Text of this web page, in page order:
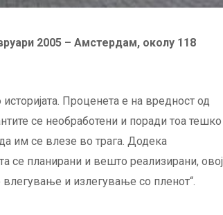
2005 – Амстердам, околу 118
Проценета е на вредност од
се необработени и поради тоа тешко
им се влезе во трага. Додека
се планирани и вешто реализирани, овој
и излегување со пленот“.